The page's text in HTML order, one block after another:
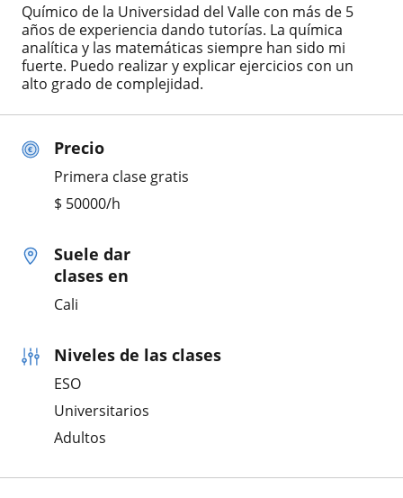
Precio
Primera clase gratis
$ 50000/h
Suele dar
clases en
Cali
Niveles de las clases
ESO
Universitarios
Adultos
Químico de la Universidad del Valle con más de 5
años de experiencia dando tutorías. La química
analítica y las matemáticas siempre han sido mi
fuerte. Puedo realizar y explicar ejercicios con un
alto grado de complejidad.